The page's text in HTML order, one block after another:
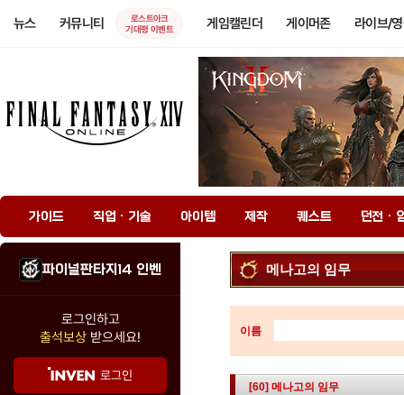
뉴스 커뮤니티
로스트아크
기대평 이벤트
게임캘린더 게이머존 라이브/
가이드 직업 · 기술 아이템 제작 퀘스트 던전 ·
파이널판타지14 인벤
로그인하고
출석보상 받으세요!
로그인
메나고의 임무
이름
[60] 메나고의 임무